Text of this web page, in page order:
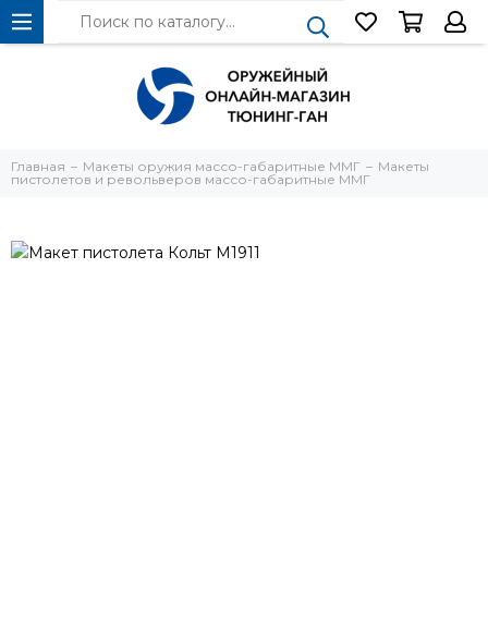
Главная Макеты оружия массо-габаритные ММГ
Макеты
пистолетов и револьверов массо-габаритные ММГ